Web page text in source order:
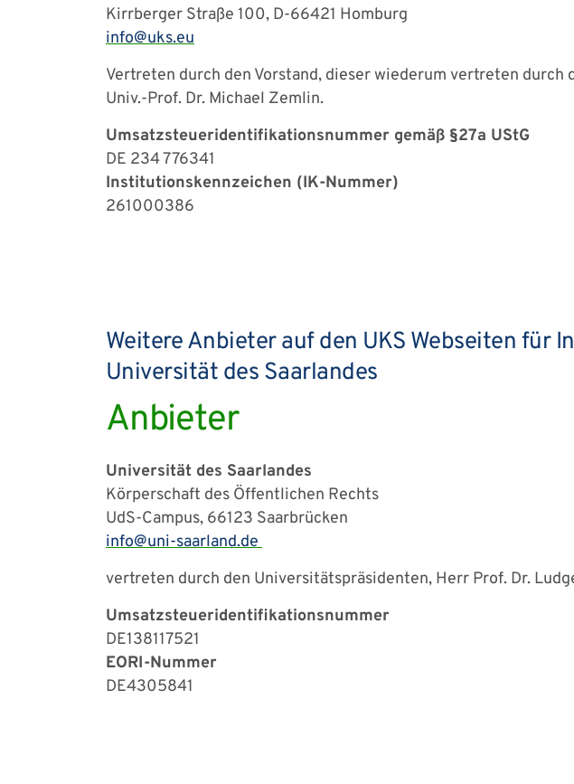
Kirrberger Straße 100, D-66421 Homburg
info
ukseu
Vertreten durch den Vorstand, dieser wiederum vertreten
Univ.-Prof. Dr. Michael Zemlin.
Umsatzsteueridentifikationsnummer gemäß §27a UStG
DE 234 776341
Institutionskennzeichen (IK-Nummer)
261000386
Weitere Anbieter auf den UKS Webseiten für
Universität des Saarlandes
Anbieter
Universität des Saarlandes
Körperschaft des Öffentlichen Rechts
UdS-Campus, 66123 Saarbrücken
info
uni-saarlandde
vertreten durch den Universitätspräsidenten, Herr Prof. Dr.
Umsatzsteueridentifikationsnummer
DE138117521
EORI-Nummer
DE4305841